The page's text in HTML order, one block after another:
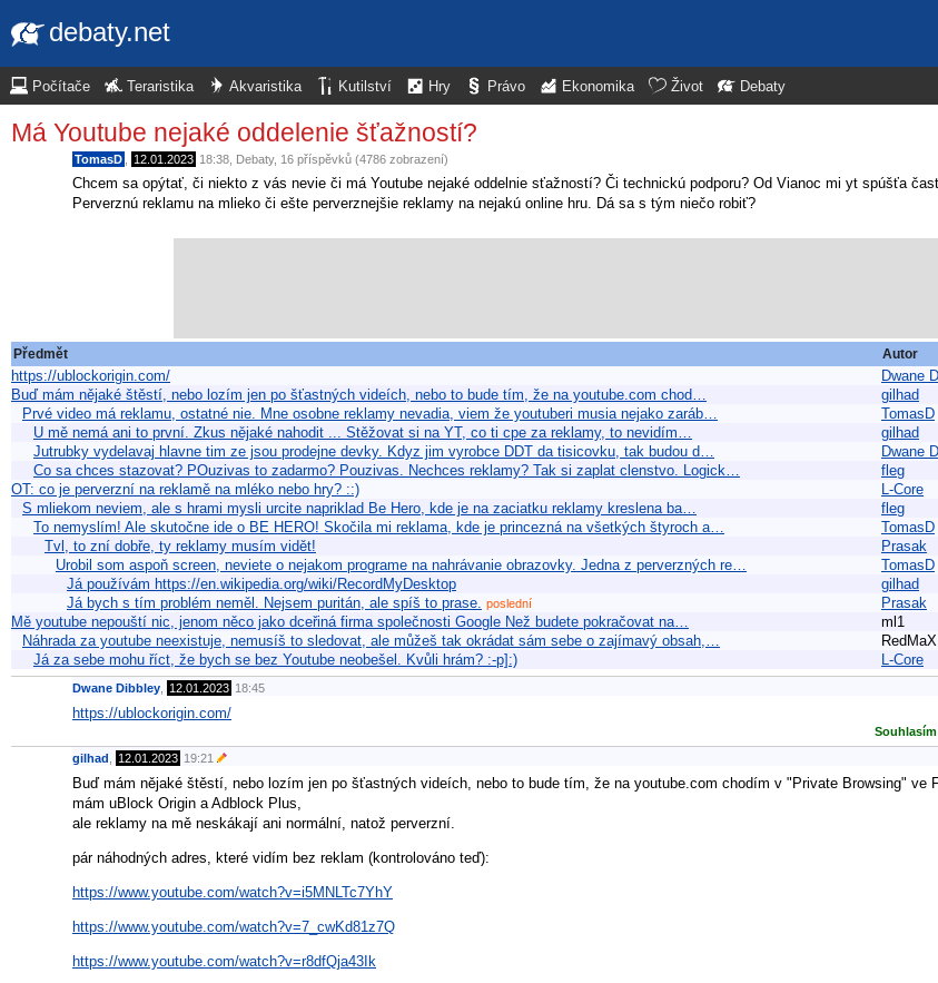
debaty.net
Počítače Teraristika Akvaristika Kutilství Hry Právo Ekonomika Život Debaty
Má Youtube nejaké oddelenie šťažností?
TomasD 12.01.2023 18:38 Debaty, 16 příspěvků (4786 zobrazení)
Chcem sa opýtať, či niekto z vás nevie či má Youtube nejaké oddelnie sťažností? Či technickú podporu? Od Vianoc mi yt spúšťa
Perverznú reklamu na mlieko či ešte perverznejšie reklamy na nejakú online hru. Dá sa s tým niečo robiť?
Předmět Autor
https://ublockorigin.com/ Dwane
Buď mám nějaké štěstí, nebo lozím jen po šťastných videích, nebo to bude tím, že na youtube.com chod… gilhad
Prvé video má reklamu, ostatné nie. Mne osobne reklamy nevadia, viem že youtuberi musia nejako zaráb… TomasD
U mě nemá ani to první. Zkus nějaké nahodit ... Stěžovat si na YT, co ti cpe za reklamy, to nevidím… gilhad
Jutrubky vydelavaj hlavne tim ze jsou prodejne devky. Kdyz jim vyrobce DDT da tisicovku, tak budou d… Dwane
Co sa chces stazovat? POuzivas to zadarmo? Pouzivas. Nechces reklamy? Tak si zaplat clenstvo. Logick… fleg
OT: co je perverzní na reklamě na mléko nebo hry? ::) L-Core
S mliekom neviem, ale s hrami mysli urcite napriklad Be Hero, kde je na zaciatku reklamy kreslena ba… fleg
To nemyslím! Ale skutočne ide o BE HERO! Skočila mi reklama, kde je princezná na všetkých štyroch a… TomasD
Tvl, to zní dobře, ty reklamy musím vidět! Prasak
Urobil som aspoň screen, neviete o nejakom programe na nahrávanie obrazovky. Jedna z perverzných re… TomasD
Já používám https://en.wikipedia.org/wiki/RecordMyDesktop gilhad
Já bych s tím problém neměl. Nejsem puritán, ale spíš to prase. poslední Prasak
Mě youtube nepouští nic, jenom něco jako dceřiná firma společnosti Google Než budete pokračovat na… ml1
Náhrada za youtube neexistuje, nemusíš to sledovat, ale můžeš tak okrádat sám sebe o zajímavý obsah,… RedMaX
Já za sebe mohu říct, že bych se bez Youtube neobešel. Kvůli hrám? :-p]:) L-Core
Dwane Dibbley 12.01.2023 18:45
https://ublockorigin.com/
Souhlasím
gilhad 12.01.2023 19:21
Buď mám nějaké štěstí, nebo lozím jen po šťastných videích, nebo to bude tím, že na youtube.com chodím v "Private Browsing" ve
mám uBlock Origin a Adblock Plus,
ale reklamy na mě neskákají ani normální, natož perverzní.
pár náhodných adres, které vidím bez reklam (kontrolováno teď):
https://www.youtube.com/watch?v=i5MNLTc7YhY
https://www.youtube.com/watch?v=7_cwKd81z7Q
https://www.youtube.com/watch?v=r8dfQja43Ik